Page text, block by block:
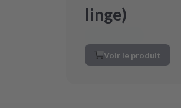
linge)
Voir le produit